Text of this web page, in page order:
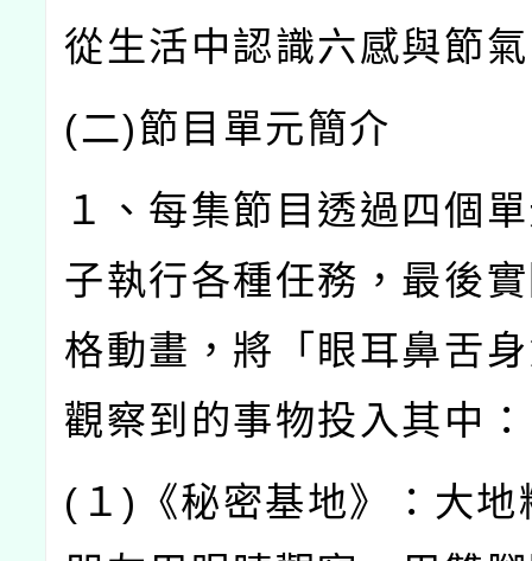
從生活中認識六感與節
(二)節目單元簡介
１、每集節目透過四個
子執行各種任務，最後
格動畫，將「眼耳鼻舌
觀察到的事物投入其中：
( １) 《秘密基地》：大